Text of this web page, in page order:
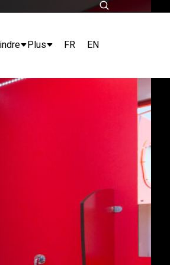
Plus FR EN